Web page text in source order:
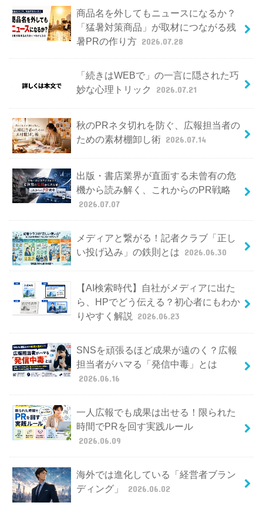
商品名を外してもニュースになるか？
「猛暑対策商品」が取材につながる残
暑PRの作り方 2026.07.28
「続きはWEBで」の一言に隠された巧
妙な心理トリック
2026.07.21
秋のPRネタ切れを防ぐ、広報担当者の
ための素材棚卸し術 2026.07.14
出版・書店業界が直面する未曾有の危
機から読み解く、これからのPR戦略
2026.07.07
メディアと繋がる！記者クラブ「正し
い投げ込み」の鉄則とは 2026.06.30
【AI検索時代】自社がメディアに出た
ら、HPでどう伝える？初心者にもわか
りやすく解説
2026.06.23
SNSを頑張るほど成果が遠のく？広報
担当者がハマる「発信中毒」とは
2026.06.16
一人広報でも成果は出せる！限られた
時間でPRを回す実践ルール
2026.06.09
海外では進化している「経営者ブラン
ディング」
2026.06.02